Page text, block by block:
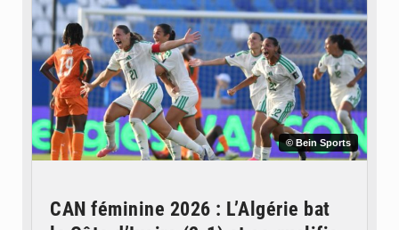
© Bein Sports
CAN féminine 2026 : L’Algérie bat